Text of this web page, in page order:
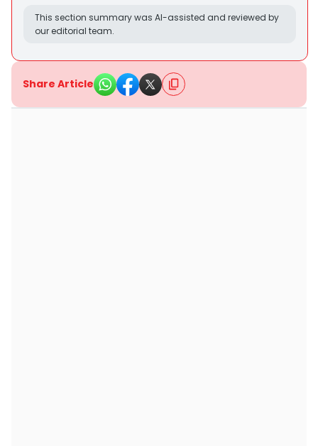
This section summary was AI-assisted and reviewed by
our editorial team.
Share Article